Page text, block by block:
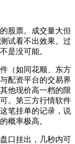
股票。成交量大但
试看不出效果。过
是没可能。
（如同花顺、东方
配资平台的交易界
他现价高一档的限
。第三方行情软件
笔挂单的记录，说
概率极高。
口挂出，几秒内可